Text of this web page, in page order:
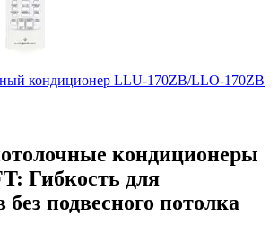
кондиционер LLU-170ZB/LLO-170ZB
кондиционеры
Гибкость для
без подвесного потолка